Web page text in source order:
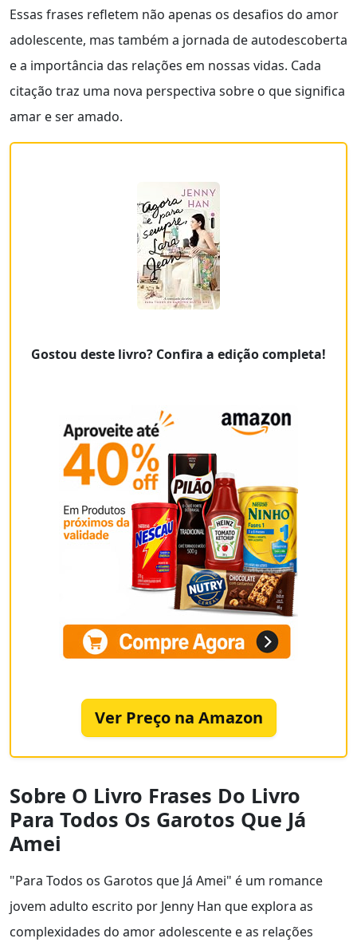
Essas frases refletem não apenas os desafios do amor
adolescente, mas também a jornada de autodescoberta
e a importância das relações em nossas vidas. Cada
citação traz uma nova perspectiva sobre o que significa
amar e ser amado.
Gostou deste livro? Confira a edição completa!
Ver Preço na Amazon
Sobre O Livro Frases Do Livro
Para Todos Os Garotos Que Já
Amei
"Para Todos os Garotos que Já Amei" é um romance
jovem adulto escrito por Jenny Han que explora as
complexidades do amor adolescente e as relações